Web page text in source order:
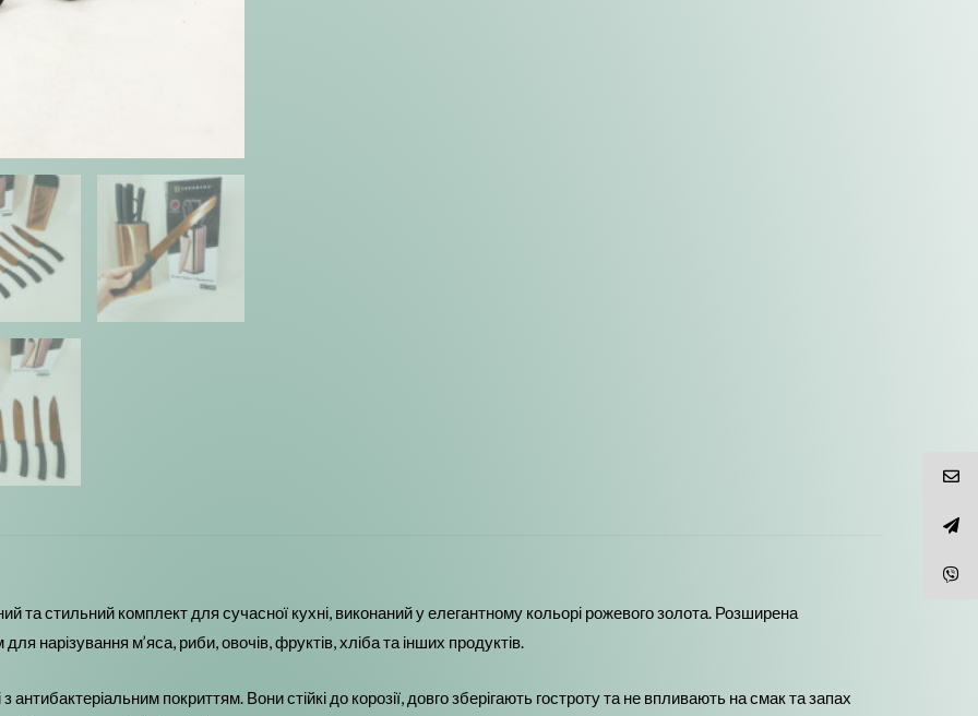
та стильний комплект для сучасної кухні, виконаний у елегантному кольорі рожевого золота. Розширена
нарізування м’яса, риби, овочів, фруктів, хліба та інших продуктів.
антибактеріальним покриттям. Вони стійкі до корозії, довго зберігають гостроту та не впливають на смак та запах